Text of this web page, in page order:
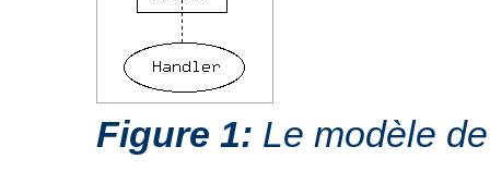
Figure 1: Le modèle